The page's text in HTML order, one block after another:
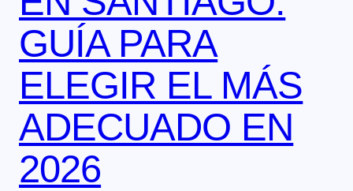
GUÍA PARA
ELEGIR EL MÁS
ADECUADO EN
2026